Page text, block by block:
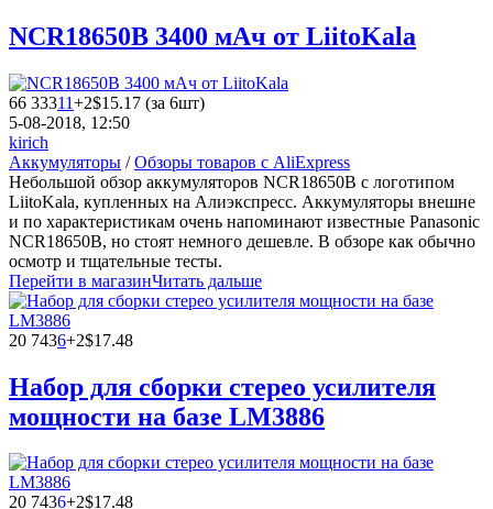
NCR18650B 3400 мАч от LiitoKala
66 33311+2$15.17 (за 6шт)
5-08-2018, 12:50
kirich
Аккумуляторы /Обзоры товаров с AliExpress
Небольшой обзор аккумуляторов NCR18650B с логотипом
LiitoKala, купленных на Алиэкспресс. Аккумуляторы внешне
и по характеристикам очень напоминают известные Panasonic
NCR18650B, но стоят немного дешевле. В обзоре как обычно
осмотр и тщательные тесты.
Перейти в магазинЧитать дальше
20 7436+2$17.48
Набор для сборки стерео усилителя
мощности на базе LM3886
20 7436+2$17.48